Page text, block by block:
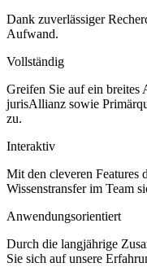
Dank zuverlässiger
Aufwand.
Vollständig
Greifen Sie auf ein breites
jurisAllianz sowie
zu.
Interaktiv
Mit den cleveren Features
Wissenstransfer im Team
Anwendungsorientiert
Durch die langjährige
Sie sich auf unsere